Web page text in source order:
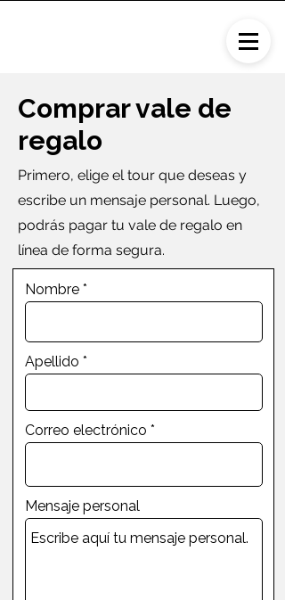
Comprar vale de
regalo
Primero, elige el tour que deseas y
escribe un mensaje personal. Luego,
podrás pagar tu vale de regalo en
línea de forma segura.
Nombre
Apellido
Correo electrónico
Mensaje personal